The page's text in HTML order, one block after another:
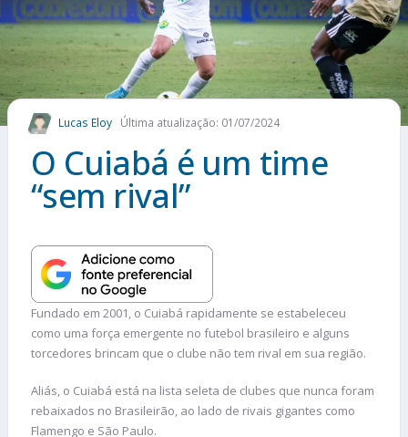
FUTEBOL INTERNACIONAL
COMO APOSTAR
MAIS ESPORTES
Lucas Eloy Última atualização: 01/07/2024
O Cuiabá é um time
“sem rival”
Fundado em 2001, o Cuiabá rapidamente se estabeleceu
como uma força emergente no futebol brasileiro e alguns
torcedores brincam que o clube não tem rival em sua região.
Aliás, o Cuiabá está na lista seleta de clubes que nunca foram
rebaixados no Brasileirão, ao lado de rivais gigantes como
Flamengo e São Paulo.